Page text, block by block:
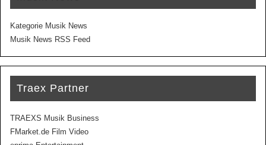
Kategorie Musik News
Musik News RSS Feed
Traex Partner
TRAEXS Musik Business
FMarket.de Film Video